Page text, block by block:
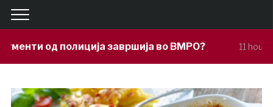
завршија во ВМРО? 11 hours ago Под